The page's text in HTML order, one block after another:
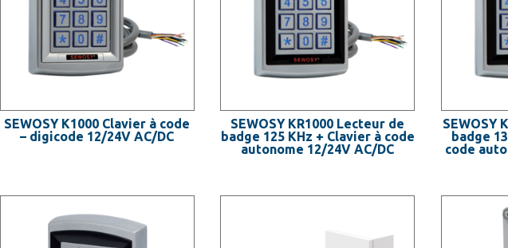
SEWOSY K1000 Clavier à code
– digicode 12/24V AC/DC
SEWOSY KR1000 Lecteur de
badge 125 KHz + Clavier à code
autonome 12/24V AC/DC
SEWOSY
badge
code